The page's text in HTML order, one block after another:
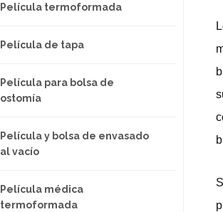
Película termoformada
Película de tapa
Película para bolsa de
ostomía
Película y bolsa de envasado
al vacío
Película médica
termoformada